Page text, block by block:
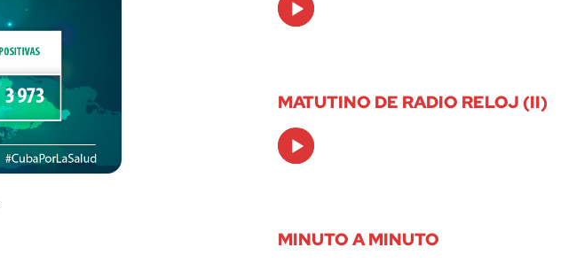
Player
MATUTINO DE RADIO RELOJ (II)
Audio
Player
MINUTO A MINUTO